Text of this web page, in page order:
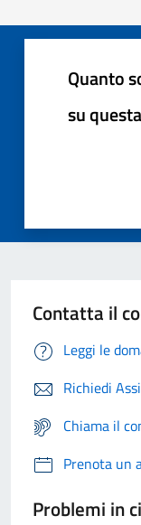
Quanto
su
Contatta il
Leggi le
Richiedi
Chiama il
Prenota un
Problemi in